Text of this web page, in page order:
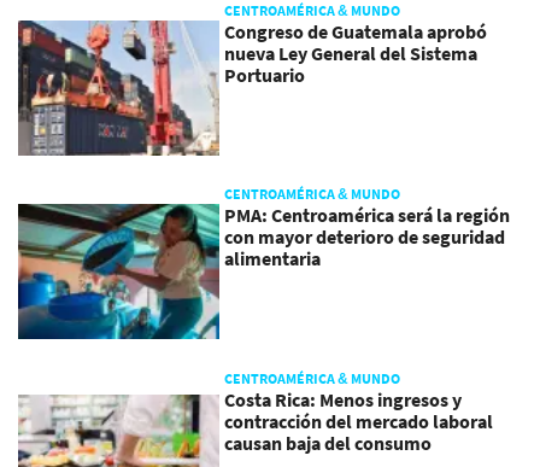
CENTROAMÉRICA & MUNDO
Congreso de Guatemala aprobó
nueva Ley General del Sistema
Portuario
CENTROAMÉRICA & MUNDO
PMA: Centroamérica será la región
con mayor deterioro de seguridad
alimentaria
CENTROAMÉRICA & MUNDO
Costa Rica: Menos ingresos y
contracción del mercado laboral
causan baja del consumo